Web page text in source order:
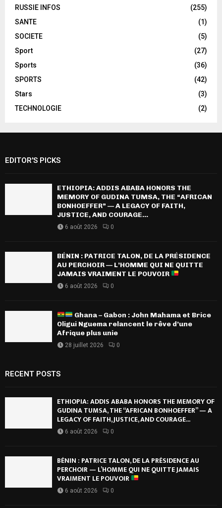
RUSSIE INFOS
(255)
SANTE
(1)
SOCIETE
(5)
Sport
(27)
Sports
(36)
SPORTS
(42)
Stars
(3)
TECHNOLOGIE
(2)
EDITOR'S PICKS
ETHIOPIA: ADDIS ABABA HONORS THE
MEMORY OF GUDINA TUMSA, THE “AFRICAN
BONHOEFFER” — A LEGACY OF FAITH,
JUSTICE, AND COURAGE...
6 août 2026 0
BÉNIN : PATRICE TALON, DE LA PRÉSIDENCE
AU PERCHOIR — L’HOMME QUI NE QUITTE
JAMAIS VRAIMENT LE POUVOIR
6 août 2026 0
Ghana – Gabon : John Mahama et Brice
Oligui Nguema relancent le rêve d’une
Afrique plus unie
28 juillet 2026 0
RECENT POSTS
ETHIOPIA: ADDIS ABABA HONORS THE MEMORY OF
GUDINA TUMSA, THE “AFRICAN BONHOEFFER” — A
LEGACY OF FAITH, JUSTICE, AND COURAGE...
6 août 2026 0
BÉNIN : PATRICE TALON, DE LA PRÉSIDENCE AU
PERCHOIR — L’HOMME QUI NE QUITTE JAMAIS
VRAIMENT LE POUVOIR
6 août 2026 0